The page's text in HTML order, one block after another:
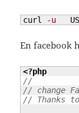
curl -u
En facebook
<?php
//
// change
// Thanks